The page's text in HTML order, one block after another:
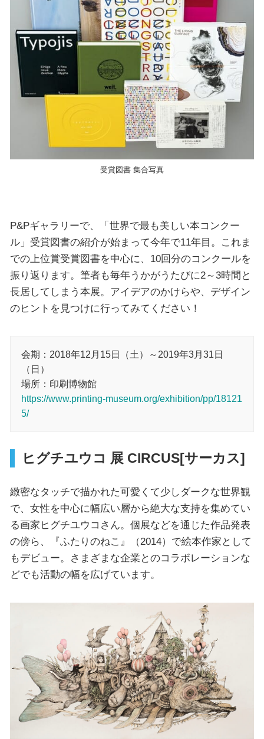
受賞図書 集合写真
P&Pギャラリーで、「世界で最も美しい本コンクー
ル」受賞図書の紹介が始まって今年で11年目。これま
での上位賞受賞図書を中心に、10回分のコンクールを
振り返ります。筆者も毎年うかがうたびに2～3時間と
長居してしまう本展。アイデアのかけらや、デザイン
のヒントを見つけに行ってみてください！
会期：2018年12月15日（土）～2019年3月31日
（日）
場所：印刷博物館
https://www.printing-museum.org/exhibition/pp/18121
5/
ヒグチユウコ 展 CIRCUS[サーカス]
緻密なタッチで描かれた可愛くて少しダークな世界観
で、女性を中心に幅広い層から絶大な支持を集めてい
る画家ヒグチユウコさん。個展などを通じた作品発表
の傍ら、『ふたりのねこ』（2014）で絵本作家として
もデビュー。さまざまな企業とのコラボレーションな
どでも活動の幅を広げています。